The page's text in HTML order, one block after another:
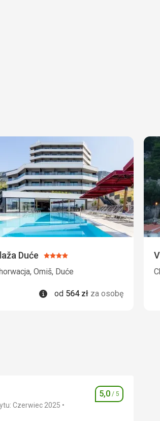
Duće Ocena:
4/5
Omiš, Duće
Informacje
od 564zł za osobę
Ocena
5,0 / 5
Czerwiec 2025